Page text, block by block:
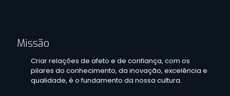
Missão
Criar relações de afeto e de confiança, com os
pilares do conhecimento, da inovação, excelência e
qualidade, é o fundamento da nossa cultura.